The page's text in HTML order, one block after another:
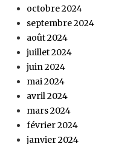
octobre 2024
septembre 2024
août 2024
juillet 2024
juin 2024
mai 2024
avril 2024
mars 2024
février 2024
janvier 2024